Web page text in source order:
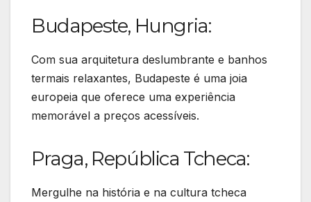
Budapeste, Hungria:
Com sua arquitetura deslumbrante e banhos
termais relaxantes, Budapeste é uma joia
europeia que oferece uma experiência
memorável a preços acessíveis.
Praga, República Tcheca:
Mergulhe na história e na cultura tcheca